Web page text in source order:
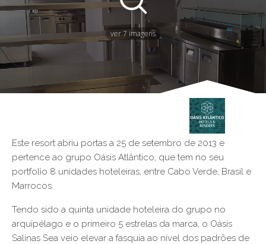
ver 7 imagens
Este resort abriu portas a 25 de setembro de 2013 e
pertence ao grupo Oásis Atlântico, que tem no seu
portfolio 8 unidades hoteleiras, entre Cabo Verde, Brasil e
Marrocos.
Tendo sido a quinta unidade hoteleira do grupo no
arquipélago e o primeiro 5 estrelas da marca, o Oásis
Salinas Sea veio elevar a fasquia ao nível dos padrões de